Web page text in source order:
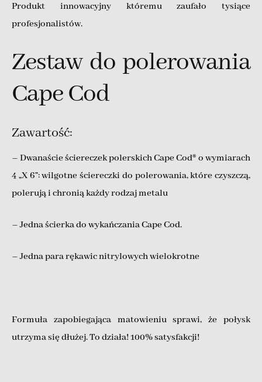
Produkt innowacyjny któremu zaufało tysiące
profesjonalistów.
Zestaw do polerowania
Cape Cod
Zawartość:
– Dwanaście ściereczek polerskich Cape Cod® o wymiarach
4 „X 6”: wilgotne ściereczki do polerowania, które czyszczą,
polerują i chronią każdy rodzaj metalu
– Jedna ścierka do wykańczania Cape Cod.
– Jedna para rękawic nitrylowych wielokrotne
Formuła zapobiegająca matowieniu sprawi, że połysk
utrzyma się dłużej. To działa! 100% satysfakcji!